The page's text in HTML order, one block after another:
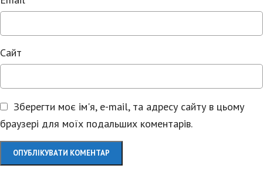
Сайт
Зберегти моє ім'я, e-mail, та адресу сайту в цьому
браузері для моїх подальших коментарів.